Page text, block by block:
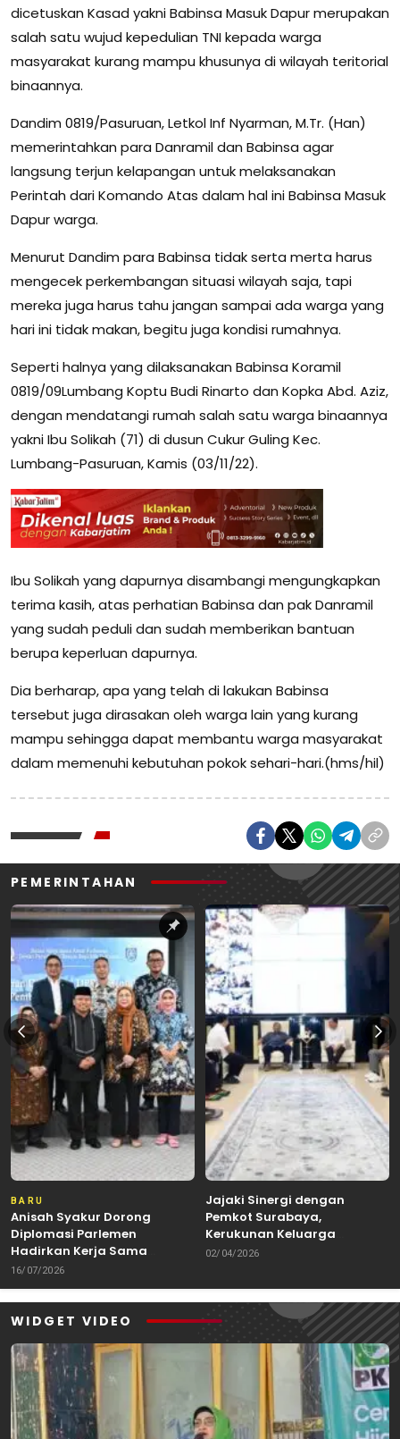
dicetuskan Kasad yakni Babinsa Masuk Dapur merupakan
salah satu wujud kepedulian TNI kepada warga
masyarakat kurang mampu khusunya di wilayah teritorial
binaannya.
Dandim 0819/Pasuruan, Letkol Inf Nyarman, M.Tr. (Han)
memerintahkan para Danramil dan Babinsa agar
langsung terjun kelapangan untuk melaksanakan
Perintah dari Komando Atas dalam hal ini Babinsa Masuk
Dapur warga.
Menurut Dandim para Babinsa tidak serta merta harus
mengecek perkembangan situasi wilayah saja, tapi
mereka juga harus tahu jangan sampai ada warga yang
hari ini tidak makan, begitu juga kondisi rumahnya.
Seperti halnya yang dilaksanakan Babinsa Koramil
0819/09Lumbang Koptu Budi Rinarto dan Kopka Abd. Aziz,
dengan mendatangi rumah salah satu warga binaannya
yakni Ibu Solikah (71) di dusun Cukur Guling Kec.
Lumbang-Pasuruan, Kamis (03/11/22).
Ibu Solikah yang dapurnya disambangi mengungkapkan
terima kasih, atas perhatian Babinsa dan pak Danramil
yang sudah peduli dan sudah memberikan bantuan
berupa keperluan dapurnya.
Dia berharap, apa yang telah di lakukan Babinsa
tersebut juga dirasakan oleh warga lain yang kurang
mampu sehingga dapat membantu warga masyarakat
dalam memenuhi kebutuhan pokok sehari-hari.(hms/hil)
PEMERINTAHAN
BARU
Anisah Syakur Dorong
Diplomasi Parlemen
Hadirkan Kerja Sama
Internasional yang
Berdampak bagi Kota Depok
16/07/2026
Jajaki Sinergi dengan
Pemkot Surabaya,
Kerukunan Keluarga
Kalimantan Dorong
Kuliner Nusantara
02/04/2026
WIDGET VIDEO